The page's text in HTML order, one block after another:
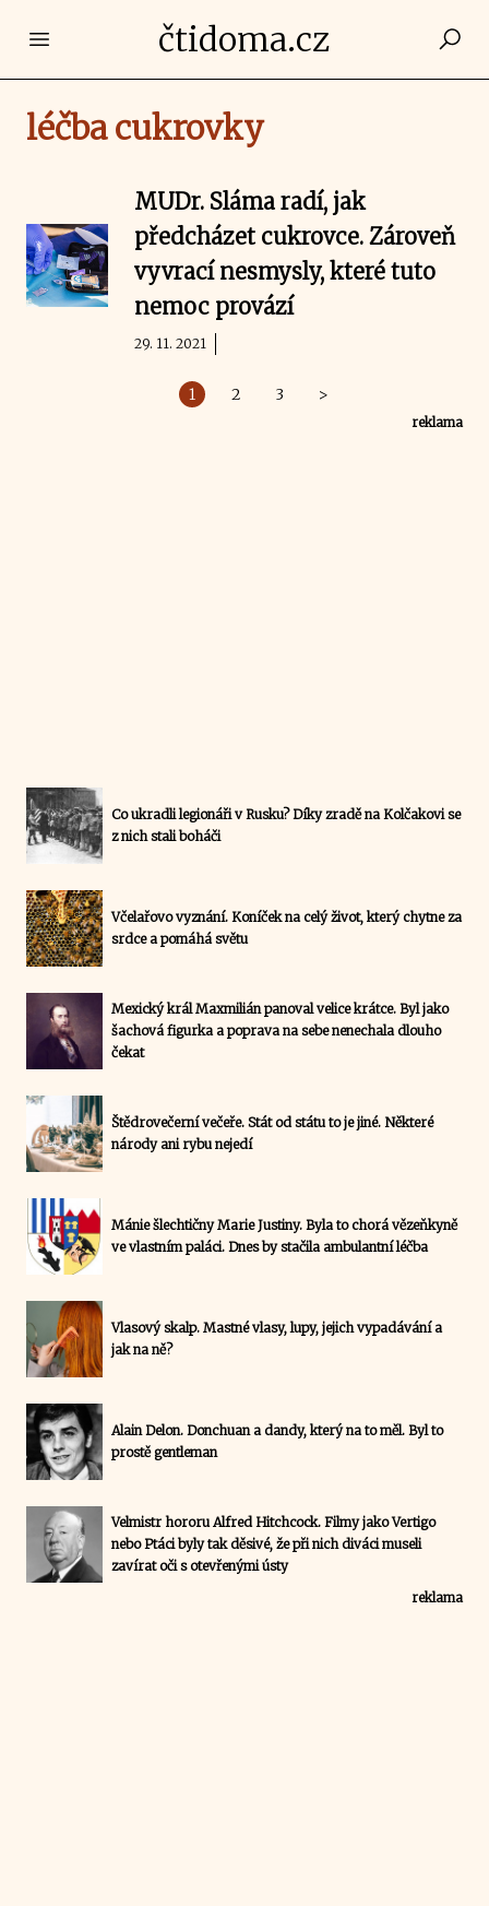
Open main menučtidoma.cz
léčba cukrovky
MUDr. Sláma radí, jak
předcházet cukrovce. Zároveň
vyvrací nesmysly, které tuto
nemoc provází
29. 11. 2021
1 2 3 >
reklama
Co ukradli legionáři v Rusku? Díky zradě na Kolčakovi se
z nich stali boháči
Včelařovo vyznání. Koníček na celý život, který chytne za
srdce a pomáhá světu
Mexický král Maxmilián panoval velice krátce. Byl jako
šachová figurka a poprava na sebe nenechala dlouho
čekat
Štědrovečerní večeře. Stát od státu to je jiné. Některé
národy ani rybu nejedí
Mánie šlechtičny Marie Justiny. Byla to chorá vězeňkyně
ve vlastním paláci. Dnes by stačila ambulantní léčba
Vlasový skalp. Mastné vlasy, lupy, jejich vypadávání a
jak na ně?
Alain Delon. Donchuan a dandy, který na to měl. Byl to
prostě gentleman
Velmistr hororu Alfred Hitchcock. Filmy jako Vertigo
nebo Ptáci byly tak děsivé, že při nich diváci museli
zavírat oči s otevřenými ústy
reklama